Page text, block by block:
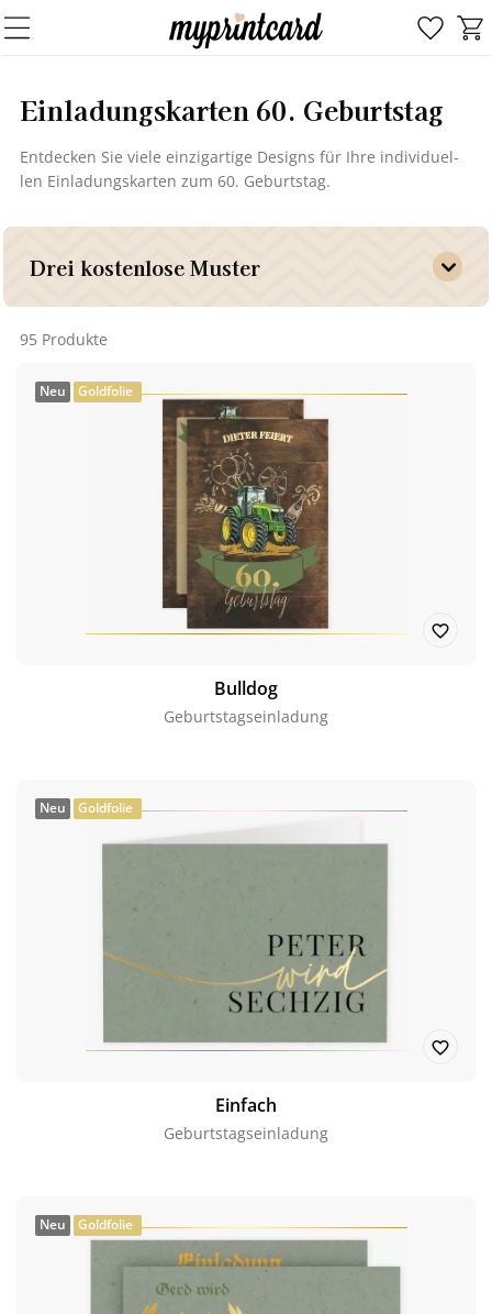
Ein­la­dungs­kar­ten 60. Ge­burts­tag
Ent­de­cken Sie viele ein­zig­ar­ti­ge De­signs für Ihre in­di­vi­du­el­
len Ein­la­dungs­kar­ten zum 60. Ge­burts­tag.
Drei kostenlose Muster
95 Produkte
Neu Goldfolie
Bulldog
Geburtstagseinladung
Neu Goldfolie
Einfach
Geburtstagseinladung
Neu Goldfolie